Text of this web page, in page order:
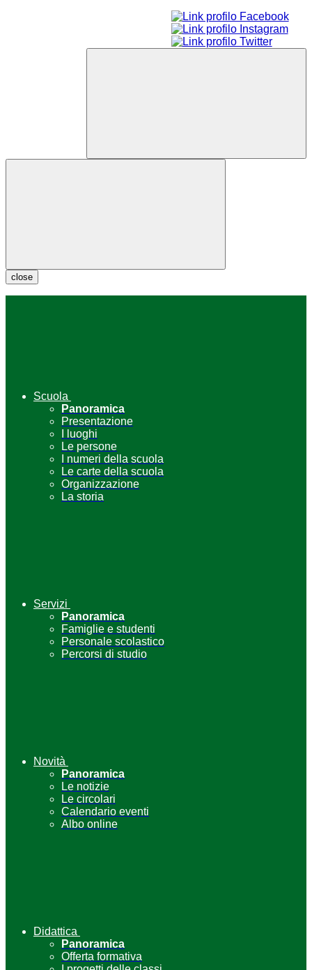
close
Scuola
Panoramica
Presentazione
I luoghi
Le persone
I numeri della scuola
Le carte della scuola
Organizzazione
La storia
Servizi
Panoramica
Famiglie e studenti
Personale scolastico
Percorsi di studio
Novità
Panoramica
Le notizie
Le circolari
Calendario eventi
Albo online
Didattica
Panoramica
Offerta formativa